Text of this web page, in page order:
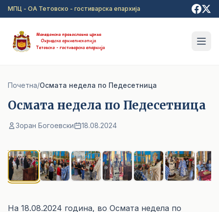
Прејди на главна содржина
МПЦ - ОА Тетовско - гостиварска епархија
Почетна/Осмата недела по Педесетница
Осмата недела по Педесетница
Зоран Богоевски 18.08.2024
На 18.08.2024 година, во Осмата недела по